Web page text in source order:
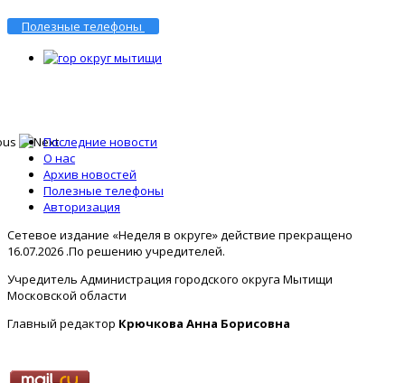
Полезные телефоны
Последние новости
О нас
Архив новостей
Полезные телефоны
Авторизация
Сетевое издание «Неделя в округе» действие прекращено
16.07.2026 .По решению учредителей.
Учредитель Администрация городского округа Мытищи
Московской области
Главный редактор Крючкова Анна Борисовна